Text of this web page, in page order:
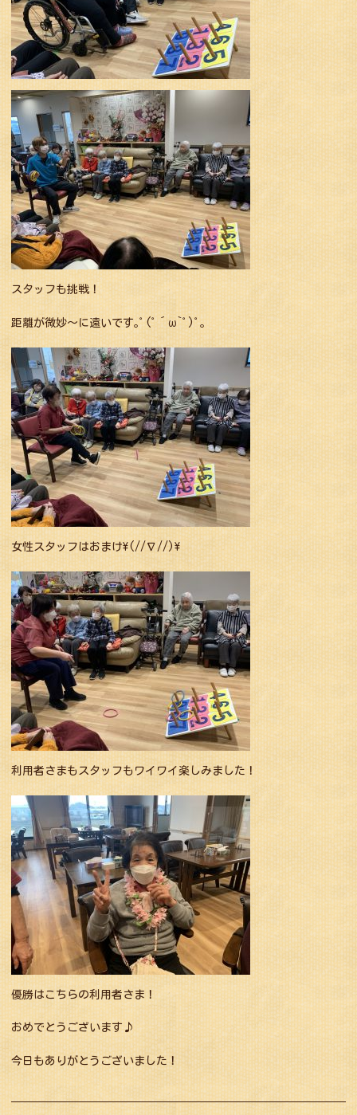
スタッフも挑戦！
距離が微妙〜に遠いです｡ﾟ(ﾟ´ω`ﾟ)ﾟ｡
女性スタッフはおまけ\(//∇//)\
利用者さまもスタッフもワイワイ楽しみました！
優勝はこちらの利用者さま！
おめでとうございます♪
今日もありがとうございました！